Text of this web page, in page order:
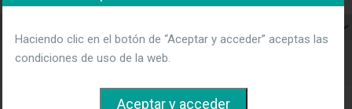
Home Blog
El Gobierno de Castilla-La Mancha crea la
Haciendo clic en el botón de “Aceptar y acceder” aceptas las
condiciones de uso de la web.